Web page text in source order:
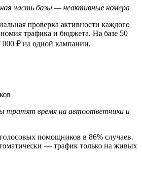
часть базы — неактивные номера
проверка активности каждого
трафика и бюджета. На базе 50
₽ на одной кампании.
тратят время на автоответчики и
помощников в 86% случаев.
— трафик только на живых